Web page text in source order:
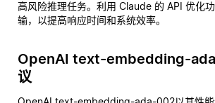
高风险推理任务。利用 Claude 的 API 优化
输，以提高响应时间和系统效率。
OpenAI text-embedding-
议